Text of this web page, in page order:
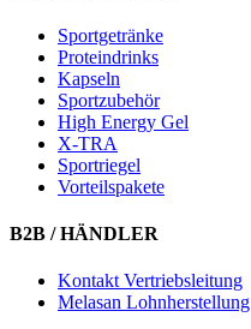
Sportgetränke
Proteindrinks
Kapseln
Sportzubehör
High Energy Gel
X-TRA
Sportriegel
Vorteilspakete
B2B / HÄNDLER
Kontakt Vertriebsleitung
Melasan Lohnherstellung